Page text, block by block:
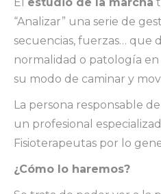
“Analizar” una serie de
secuencias, fuerzas… que
normalidad o patología
su modo de caminar y
La persona responsable
un profesional
Fisioterapeutas por lo
¿Cómo lo haremos?